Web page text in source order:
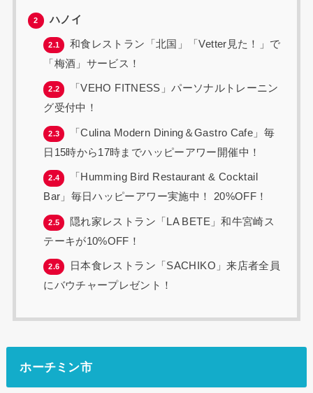
2 ハノイ
2.1
和食レストラン「北国」「Vetter見た！」で
「梅酒」サービス！
2.2
「VEHO FITNESS」パーソナルトレーニン
グ受付中！
2.3
「Culina Modern Dining＆Gastro Cafe」毎
日15時から17時までハッピーアワー開催中！
2.4
「Humming Bird Restaurant & Cocktail
Bar」毎日ハッピーアワー実施中！ 20%OFF！
2.5
隠れ家レストラン「LA BETE」和牛宮崎ス
テーキが10%OFF！
2.6
日本食レストラン「SACHIKO」来店者全員
にバウチャープレゼント！
ホーチミン市